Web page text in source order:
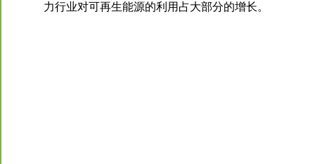
力行业对可再生能源的利用占大部分的增长。